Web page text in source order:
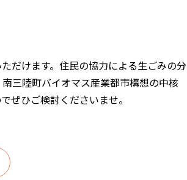
だけます。住民の協力による生ごみの分
三陸町バイオマス産業都市構想の中核
ぜひご検討くださいませ。